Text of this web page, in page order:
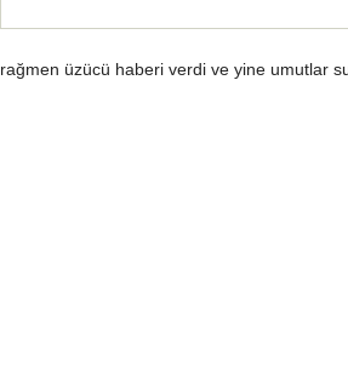
rağmen üzücü haberi verdi ve yine umutlar